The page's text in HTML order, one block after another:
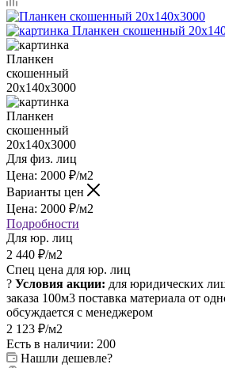
Для физ. лиц
Цена: 2000 ₽/м2
Варианты цен
Цена: 2000 ₽/м2
Подробности
Для юр. лиц
2 440 ₽/м2
Спец цена для юр. лиц
? Условия акции: для юридических
заказа 100м3 поставка материала от
обсуждается с менеджером
2 123 ₽/м2
Есть в наличии: 200
Нашли дешевле?